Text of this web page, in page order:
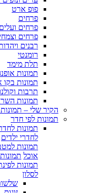
פופ ארט
פרחים
פרחים ועלים
פרחים
רבנים
רומנטי
תלת מימד
תמונות
תמונות בקו
תרבות
תמונות
הקיר שלי –
תמונות לפי חדר
תמונות
לחדרי ילדים
תמונות
אוכל
תמונות
לסלון